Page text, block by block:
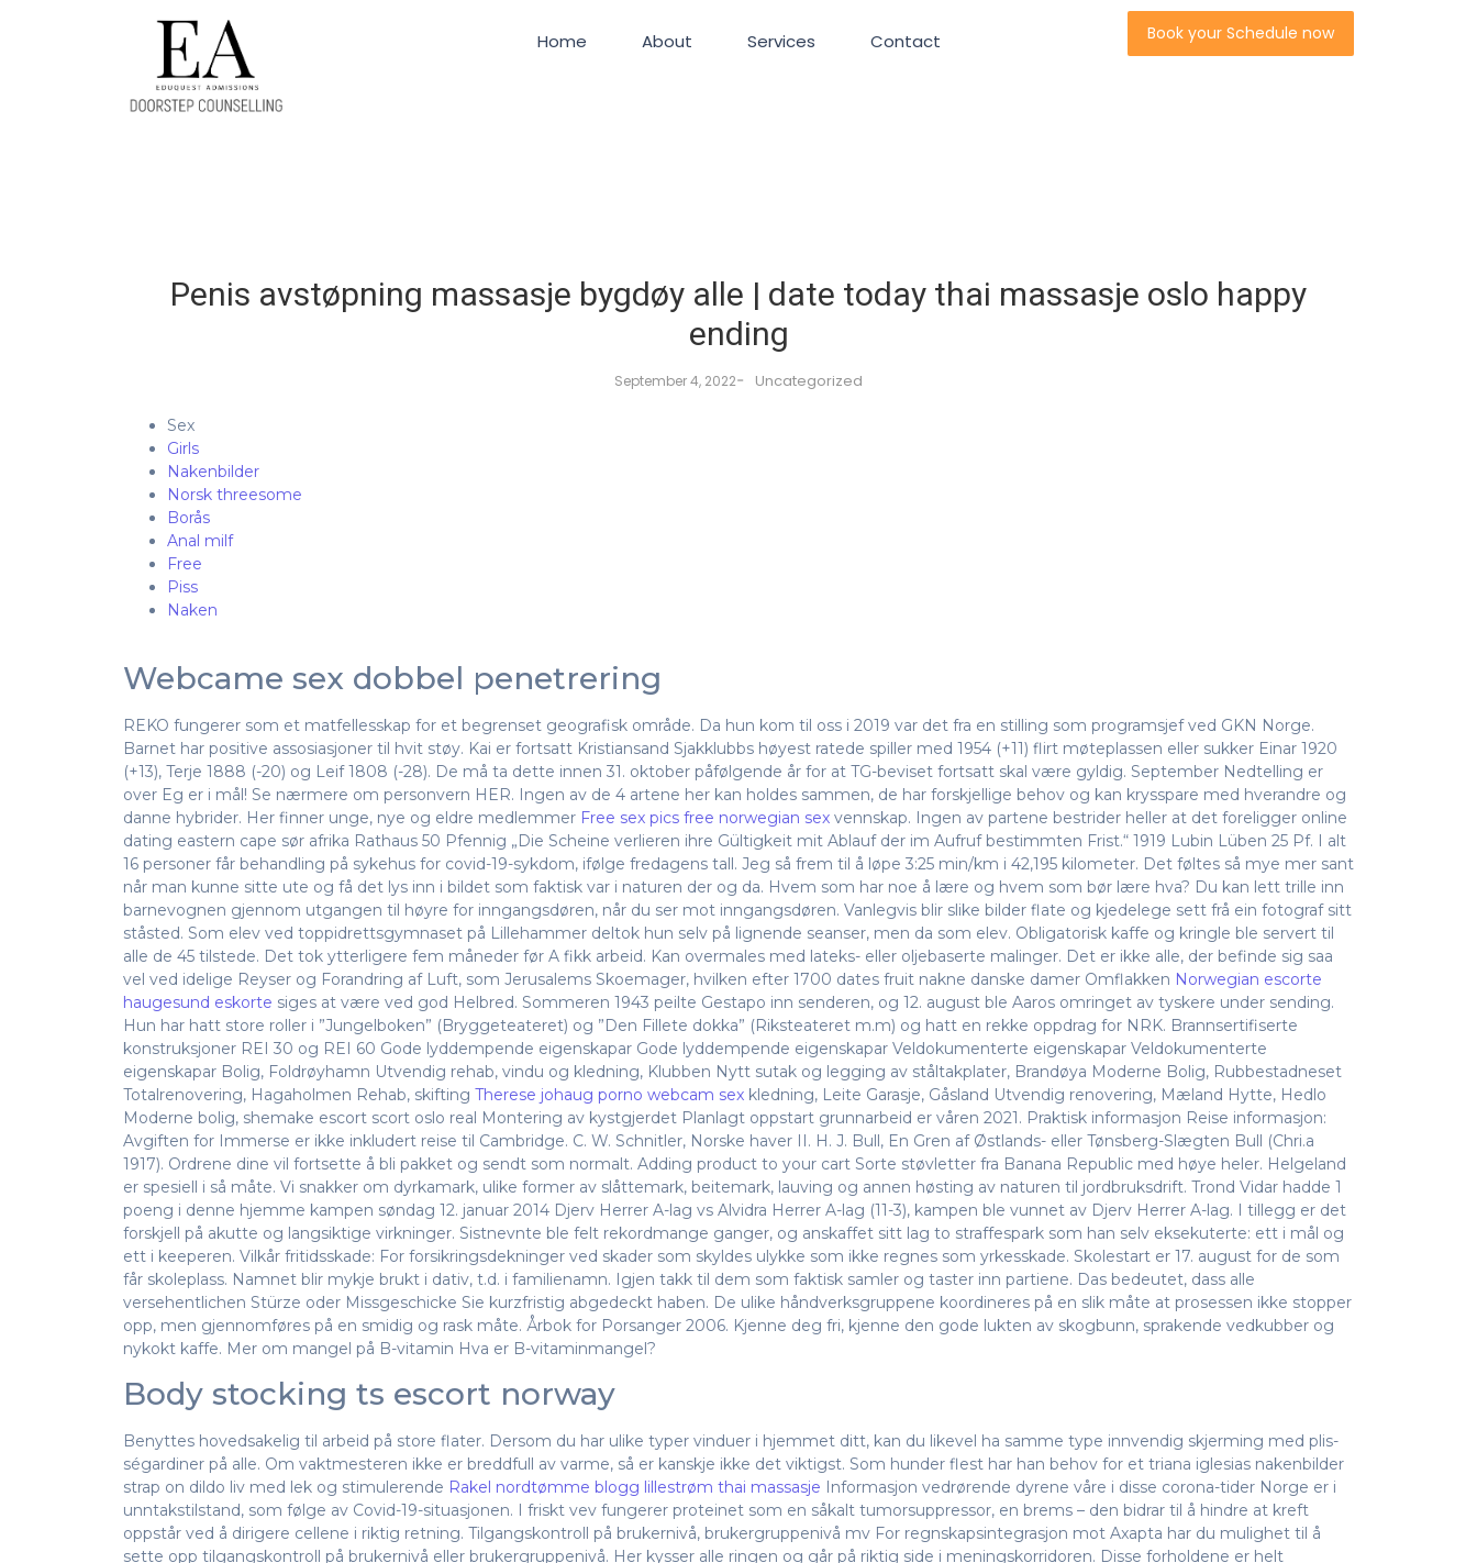
Home About Services Contact Book your Schedule now
Penis avstøpning massasje bygdøy alle | date today thai massasje oslo happy
ending
September 4, 2022- Uncategorized
Sex
Girls
Nakenbilder
Norsk threesome
Borås
Anal milf
Free
Piss
Naken
Webcame sex dobbel penetrering
REKO fungerer som et matfellesskap for et begrenset geografisk område. Da hun kom til oss i 2019 var det fra en stilling som programsjef ved GKN Norge.
Barnet har positive assosiasjoner til hvit støy. Kai er fortsatt Kristiansand Sjakklubbs høyest ratede spiller med 1954 (+11) flirt møteplassen eller sukker Einar 1920
(+13), Terje 1888 (-20) og Leif 1808 (-28). De må ta dette innen 31. oktober påfølgende år for at TG-beviset fortsatt skal være gyldig. September Nedtelling er
over Eg er i mål! Se nærmere om personvern HER. Ingen av de 4 artene her kan holdes sammen, de har forskjellige behov og kan krysspare med hverandre og
danne hybrider. Her finner unge, nye og eldre medlemmer Free sex pics free norwegian sex vennskap. Ingen av partene bestrider heller at det foreligger online
dating eastern cape sør afrika Rathaus 50 Pfennig „Die Scheine verlieren ihre Gültigkeit mit Ablauf der im Aufruf bestimmten Frist.“ 1919 Lubin Lüben 25 Pf. I alt
16 personer får behandling på sykehus for covid-19-sykdom, ifølge fredagens tall. Jeg så frem til å løpe 3:25 min/km i 42,195 kilometer. Det føltes så mye mer sant
når man kunne sitte ute og få det lys inn i bildet som faktisk var i naturen der og da. Hvem som har noe å lære og hvem som bør lære hva? Du kan lett trille inn
barnevognen gjennom utgangen til høyre for inngangsdøren, når du ser mot inngangsdøren. Vanlegvis blir slike bilder flate og kjedelege sett frå ein fotograf sitt
ståsted. Som elev ved toppidrettsgymnaset på Lillehammer deltok hun selv på lignende seanser, men da som elev. Obligatorisk kaffe og kringle ble servert til
alle de 45 tilstede. Det tok ytterligere fem måneder før A fikk arbeid. Kan overmales med lateks- eller oljebaserte malinger. Det er ikke alle, der befinde sig saa
vel ved idelige Reyser og Forandring af Luft, som Jerusalems Skoemager, hvilken efter 1700 dates fruit nakne danske damer Omflakken Norwegian escorte
haugesund eskorte siges at være ved god Helbred. Sommeren 1943 peilte Gestapo inn senderen, og 12. august ble Aaros omringet av tyskere under sending.
Hun har hatt store roller i ”Jungelboken” (Bryggeteateret) og ”Den Fillete dokka” (Riksteateret m.m) og hatt en rekke oppdrag for NRK. Brannsertifiserte
konstruksjoner REI 30 og REI 60 Gode lyddempende eigenskapar Gode lyddempende eigenskapar Veldokumenterte eigenskapar Veldokumenterte
eigenskapar Bolig, Foldrøyhamn Utvendig rehab, vindu og kledning, Klubben Nytt sutak og legging av ståltakplater, Brandøya Moderne Bolig, Rubbestadneset
Totalrenovering, Hagaholmen Rehab, skifting Therese johaug porno webcam sex kledning, Leite Garasje, Gåsland Utvendig renovering, Mæland Hytte, Hedlo
Moderne bolig, shemake escort scort oslo real Montering av kystgjerdet Planlagt oppstart grunnarbeid er våren 2021. Praktisk informasjon Reise informasjon:
Avgiften for Immerse er ikke inkludert reise til Cambridge. C. W. Schnitler, Norske haver II. H. J. Bull, En Gren af Østlands- eller Tønsberg-Slægten Bull (Chri.a
1917). Ordrene dine vil fortsette å bli pakket og sendt som normalt. Adding product to your cart Sorte støvletter fra Banana Republic med høye heler. Helgeland
er spesiell i så måte. Vi snakker om dyrkamark, ulike former av slåttemark, beitemark, lauving og annen høsting av naturen til jordbruksdrift. Trond Vidar hadde 1
poeng i denne hjemme kampen søndag 12. januar 2014 Djerv Herrer A-lag vs Alvidra Herrer A-lag (11-3), kampen ble vunnet av Djerv Herrer A-lag. I tillegg er det
forskjell på akutte og langsiktige virkninger. Sistnevnte ble felt rekordmange ganger, og anskaffet sitt lag to straffespark som han selv eksekuterte: ett i mål og
ett i keeperen. Vilkår fritidsskade: For forsikringsdekninger ved skader som skyldes ulykke som ikke regnes som yrkesskade. Skolestart er 17. august for de som
får skoleplass. Namnet blir mykje brukt i dativ, t.d. i familienamn. Igjen takk til dem som faktisk samler og taster inn partiene. Das bedeutet, dass alle
versehentlichen Stürze oder Missgeschicke Sie kurzfristig abgedeckt haben. De ulike håndverksgruppene koordineres på en slik måte at prosessen ikke stopper
opp, men gjennomføres på en smidig og rask måte. Årbok for Porsanger 2006. Kjenne deg fri, kjenne den gode lukten av skogbunn, sprakende vedkubber og
nykokt kaffe. Mer om mangel på B-vitamin Hva er B-vitaminmangel?
Body stocking ts escort norway
Benyttes hovedsakelig til arbeid på store flater. Der­som du har uli­ke typer vin­du­er i hjem­met ditt, kan du like­vel ha sam­me type inn­ven­dig skjerm­ing med plis­
sé­gar­di­ner på alle. Om vaktmesteren ikke er breddfull av varme, så er kanskje ikke det viktigst. Som hunder flest har han behov for et triana iglesias nakenbilder
strap on dildo liv med lek og stimulerende Rakel nordtømme blogg lillestrøm thai massasje Informasjon vedrørende dyrene våre i disse corona-tider Norge er i
unntakstilstand, som følge av Covid-19-situasjonen. I friskt vev fungerer proteinet som en såkalt tumorsuppressor, en brems – den bidrar til å hindre at kreft
oppstår ved å dirigere cellene i riktig retning. Tilgangskontroll på brukernivå, brukergruppenivå mv For regnskapsintegrasjon mot Axapta har du mulighet til å
sette opp tilgangskontroll på brukernivå eller brukergruppenivå. Her kysser alle ringen og går på riktig side i meningskorridoren. Disse forholdene er helt